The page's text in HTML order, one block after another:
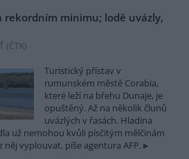
rekordním minimu; lodě uvázly,
(ČTK)
Turistický přístav v
rumunském městě Corabia,
které leží na břehu Dunaje, je
opuštěný. Až na několik člunů
uvázlých v řasách. Hladina
už nemohou kvůli písčitým mělčinám
vyplouvat, píše agentura AFP.